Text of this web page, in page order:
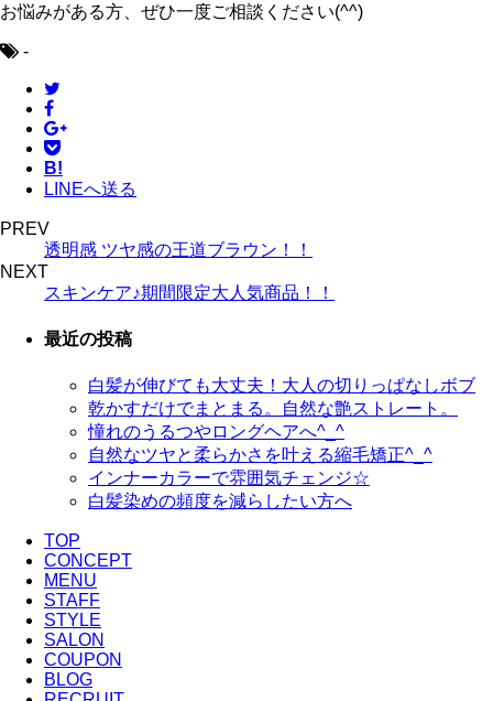
お悩みがある方、ぜひ一度ご相談ください(^^)
-
B!
LINEへ送る
PREV
透明感 ツヤ感の王道ブラウン！！
NEXT
スキンケア♪期間限定大人気商品！！
最近の投稿
白髪が伸びても大丈夫！大人の切りっぱなしボブ
乾かすだけでまとまる。自然な艶ストレート。
憧れのうるつやロングヘアへ^_^
自然なツヤと柔らかさを叶える縮毛矯正^_^
インナーカラーで雰囲気チェンジ☆
白髪染めの頻度を減らしたい方へ
TOP
CONCEPT
MENU
STAFF
STYLE
SALON
COUPON
BLOG